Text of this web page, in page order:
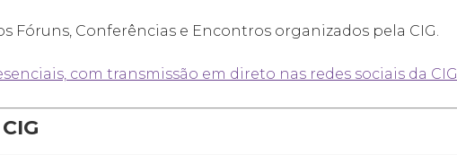
Fóruns, Conferências e Encontros organizados pela CIG.
com transmissão em direto nas redes sociais da CIG